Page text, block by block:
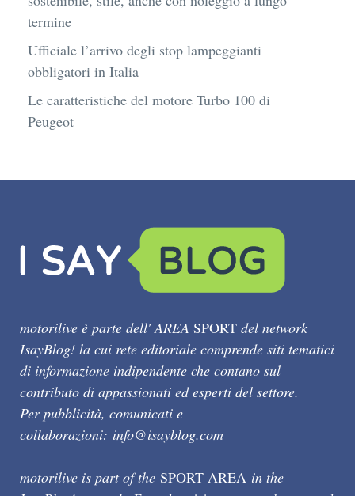
termine
Ufficiale l’arrivo degli stop lampeggianti
obbligatori in Italia
Le caratteristiche del motore Turbo 100 di
Peugeot
motorilive è parte dell' AREA SPORT del network
IsayBlog! la cui rete editoriale comprende siti tematici
di informazione indipendente che contano sul
contributo di appassionati ed esperti del settore.
Per pubblicità, comunicati e
collaborazioni: info@isayblog.com
motorilive is part of the SPORT AREA in the